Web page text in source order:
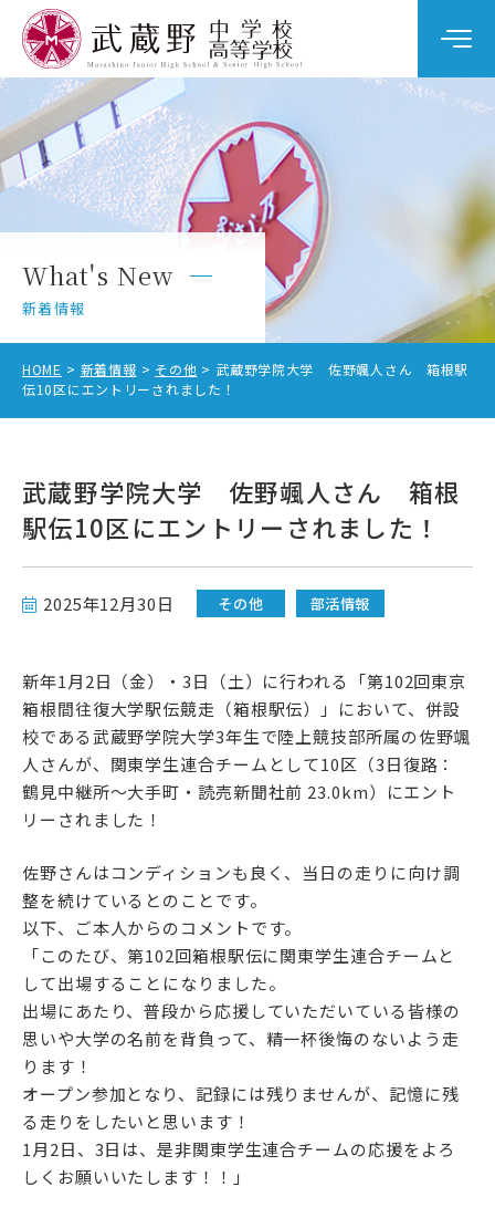
学校案内
教育の特色
学校生活
中学校入試
高校入試
高校受験をお考えの方へ
資料請求・お問い合わせ
アクセス サイトマップ
サイトポリシー・プライ
バシーポリシー
What's New
新着情報
HOME 新着情報 その他
武蔵野学院大学 佐野颯人さん 箱根駅
伝10区にエントリーされました！
武蔵野学院大学 佐野颯人さん 箱根
駅伝10区にエントリーされました！
2025年12月30日 その他 部活情報
新年1月2日（金）・3日（土）に行われる「第102回東京
箱根間往復大学駅伝競走（箱根駅伝）」において、併設
校である武蔵野学院大学3年生で陸上競技部所属の佐野颯
人さんが、関東学生連合チームとして10区（3日復路：
鶴見中継所～大手町・読売新聞社前 23.0km）にエント
リーされました！
佐野さんはコンディションも良く、当日の走りに向け調
整を続けているとのことです。
以下、ご本人からのコメントです。
「このたび、第102回箱根駅伝に関東学生連合チームと
して出場することになりました。
出場にあたり、普段から応援していただいている皆様の
思いや大学の名前を背負って、精一杯後悔のないよう走
ります！
オープン参加となり、記録には残りませんが、記憶に残
る走りをしたいと思います！
1月2日、3日は、是非関東学生連合チームの応援をよろ
しくお願いいたします！！」